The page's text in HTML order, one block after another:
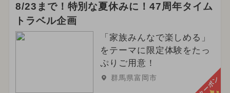
8/23まで！特別な夏休みに！47周年タイム
トラベル企画
「家族みんなで楽しめる」
をテーマに限定体験をたっ
ぷりご用意！
群馬県富岡市 クーポン